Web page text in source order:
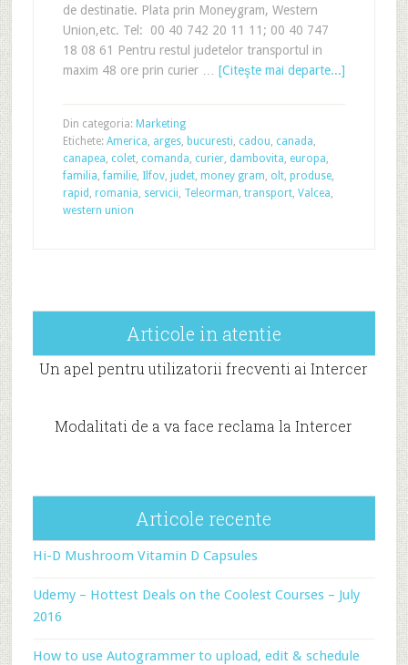
de destinatie. Plata prin Moneygram, Western
Union,etc. Tel: 00 40 742 20 11 11; 00 40 747
18 08 61 Pentru restul judetelor transportul in
maxim 48 ore prin curier … [Citeşte mai departe...]
Din categoria: Marketing
Etichete: America, arges, bucuresti, cadou, canada,
canapea, colet, comanda, curier, dambovita, europa,
familia,familie, Ilfov, judet, money gram, olt, produse,
rapid , romania, servicii, Teleorman, transport, Valcea,
western union
Articole in atentie
Un apel pentru utilizatorii frecventi ai Intercer
Modalitati de a va face reclama la Intercer
Articole recente
Hi-D Mushroom Vitamin D Capsules
Udemy – Hottest Deals on the Coolest Courses – July
2016
How to use Autogrammer to upload, edit & schedule